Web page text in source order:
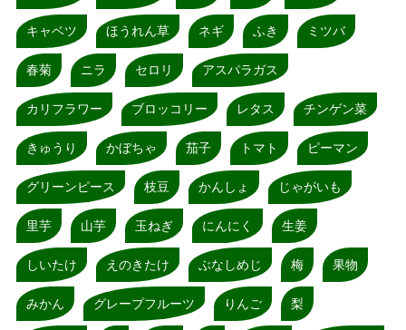
キャベツ ほうれん草 ネギ ふき ミツバ
春菊 ニラ セロリ アスパラガス
カリフラワー ブロッコリー レタス チンゲン菜
きゅうり かぼちゃ 茄子 トマト ピーマン
グリーンピース 枝豆 かんしょ じゃがいも
里芋 山芋 玉ねぎ にんにく 生姜
しいたけ えのきたけ ぶなしめじ 梅 果物
みかん グレープフルーツ りんご 梨